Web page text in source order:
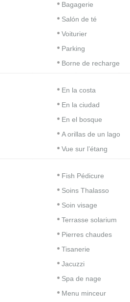
Bagagerie
Salón de té
Voiturier
Parking
Borne de recharge
En la costa
En la ciudad
En el bosque
A orillas de un lago
Vue sur l’étang
Fish Pédicure
Soins Thalasso
Soin visage
Terrasse solarium
Pierres chaudes
Tisanerie
Jacuzzi
Spa de nage
Menu minceur